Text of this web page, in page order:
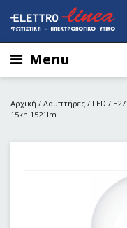
Menu
Αρχική / Λαμπτήρες / LED / E27
15kh 1521lm